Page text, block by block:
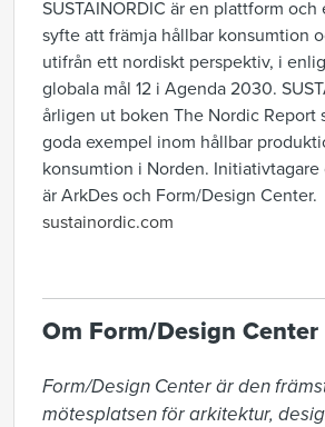
SUSTAINORDIC är en plattform
syfte att främja hållbar konsumtion
utifrån ett nordiskt perspektiv, i
globala mål 12 i Agenda 2030.
årligen ut boken The Nordic Report
goda exempel inom hållbar
konsumtion i Norden.
är ArkDes och Form/Design Center.
sustainordic.com
Om Form/Design Center
Form/Design Center är den
mötesplatsen för arkitektur,